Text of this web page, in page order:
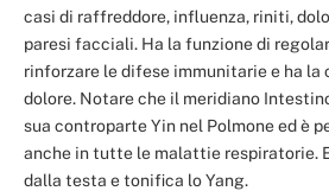
casi di raffreddore, influenza, riniti,
paresi facciali. Ha la funzione di
rinforzare le difese immunitarie e ha la
dolore. Notare che il meridiano
sua controparte Yin nel Polmone ed è
anche in tutte le malattie respiratorie.
dalla testa e tonifica lo Yang.